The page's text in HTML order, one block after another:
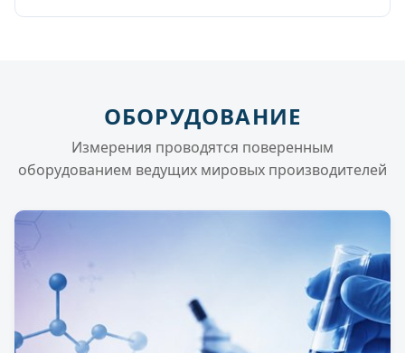
ОБОРУДОВАНИЕ
Измерения проводятся поверенным
оборудованием ведущих мировых производителей